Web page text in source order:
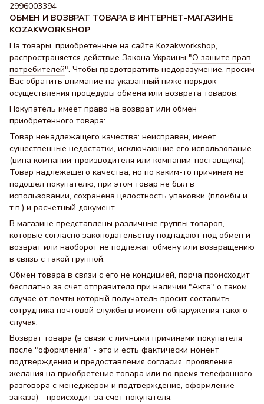
2996003394
ОБМЕН И ВОЗВРАТ ТОВАРА В ИНТЕРНЕТ-МАГАЗИНЕ
KOZAKWORKSHOP
На товары, приобретенные на сайте Kozakworkshop,
распространяется действие Закона Украины "О защите прав
потребителей". Чтобы предотвратить недоразумение, просим
Вас обратить внимание на указанный ниже порядок
осуществления процедуры обмена или возврата товаров.
Покупатель имеет право на возврат или обмен
приобретенного товара:
Товар ненадлежащего качества: неисправен, имеет
существенные недостатки, исключающие его использование
(вина компании-производителя или компании-поставщика);
Товар надлежащего качества, но по каким-то причинам не
подошел покупателю, при этом товар не был в
использовании, сохранена целостность упаковки (пломбы и
т.п.) и расчетный документ.
В магазине представлены различные группы товаров,
которые согласно законодательству подпадают под обмен и
возврат или наоборот не подлежат обмену или возвращению
в связь с такой группой.
Обмен товара в связи с его не кондицией, порча происходит
бесплатно за счет отправителя при наличии "Акта" о таком
случае от почты который получатель просит составить
сотрудника почтовой службы в момент обнаружения такого
случая.
Возврат товара (в связи с личными причинами покупателя
после "оформления" - это и есть фактически момент
подтверждения и предоставления согласия, проявление
желания на приобретение товара или во время телефонного
разговора с менеджером и подтверждение, оформление
заказа) - происходит за счет покупателя.